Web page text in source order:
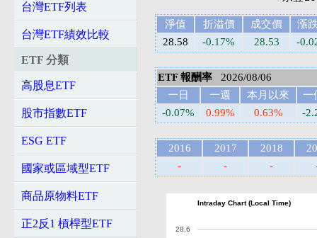
台灣ETF列表
台灣ETF績效比較
ETF 分類
高股息ETF
股市指數ETF
ESG ETF
國家或區域型ETF
商品原物料ETF
正2反1 槓桿型ETF
淨值 折溢價 成交價
漲
28.58
-0.17% 28.53 -
ETF 報酬率 2026/08/06
一日
一週 本月以來
一
-0.07%
0.99% 0.63% -
2016 2017 2018
-
- -
Intraday Chart (Local Time)
28.6